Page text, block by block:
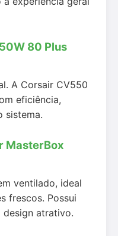
80 Plus
A Corsair CV550
eficiência,
sistema.
MasterBox
ventilado, ideal
frescos. Possui
design atrativo.